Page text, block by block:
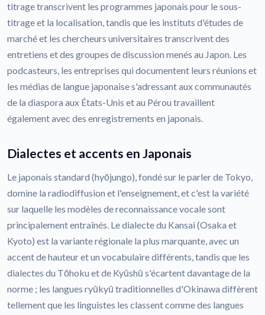
titrage transcrivent les programmes japonais pour le sous-
titrage et la localisation, tandis que les instituts d'études de
marché et les chercheurs universitaires transcrivent des
entretiens et des groupes de discussion menés au Japon. Les
podcasteurs, les entreprises qui documentent leurs réunions et
les médias de langue japonaise s'adressant aux communautés
de la diaspora aux États-Unis et au Pérou travaillent
également avec des enregistrements en japonais.
Dialectes et accents en Japonais
Le japonais standard (hyōjungo), fondé sur le parler de Tokyo,
domine la radiodiffusion et l'enseignement, et c'est la variété
sur laquelle les modèles de reconnaissance vocale sont
principalement entraînés. Le dialecte du Kansai (Osaka et
Kyoto) est la variante régionale la plus marquante, avec un
accent de hauteur et un vocabulaire différents, tandis que les
dialectes du Tōhoku et de Kyūshū s'écartent davantage de la
norme ; les langues ryūkyū traditionnelles d'Okinawa diffèrent
tellement que les linguistes les classent comme des langues